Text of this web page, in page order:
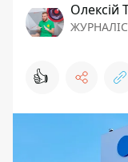
Олексій
👍